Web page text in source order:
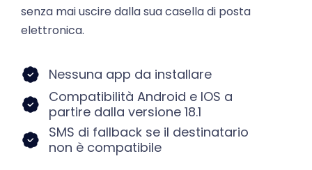
elettronica.
Compatibilità Android e IOS a
partire dalla versione 18.1
SMS di fallback se il destinatario
non è compatibile